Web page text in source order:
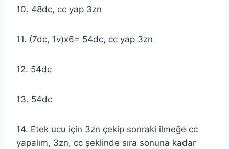
10. 48dc, cc yap 3zn
11. (7dc, 1v)x6= 54dc, cc yap 3zn
12. 54dc
13. 54dc
14. Etek ucu için 3zn çekip sonraki ilmeğe cc
yapalım, 3zn, cc şeklinde sıra sonuna kadar